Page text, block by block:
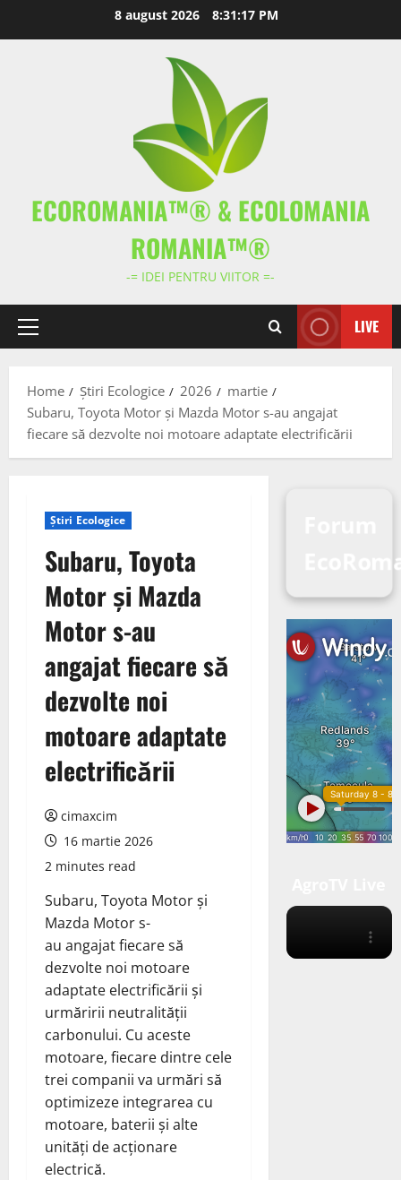
8 august 2026 8:31:18 PM
ECOROMANIA™® & ECOLOMANIA
ROMANIA™®
-= IDEI PENTRU VIITOR =-
Primary
LIVE
Home Știri Ecologice 2026
martie
Subaru, Toyota Motor și Mazda Motor s-au angajat
fiecare să dezvolte noi motoare adaptate electrificării
Știri Ecologice
Subaru, Toyota
Motor și Mazda
Motor s-au
angajat fiecare să
dezvolte noi
motoare adaptate
electrificării
cimaxcim
16 martie 2026
2 minutes read
Subaru, Toyota Motor și
Mazda Motor s-
au angajatfiecare să
dezvolte noi motoare
adaptate electrificării și
urmăririi neutralității
carbonului. Cu aceste
motoare, fiecare dintre cele
trei companii va urmări să
optimizeze integrarea cu
motoare, baterii și alte
unități de acționare
electrică.